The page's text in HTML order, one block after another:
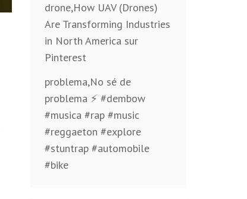
drone,How UAV (Drones)
Are Transforming Industries
in North America sur
Pinterest
problema,No sé de
problema ⚡️ #dembow
#musica #rap #music
#reggaeton #explore
#stuntrap #automobile
#bike